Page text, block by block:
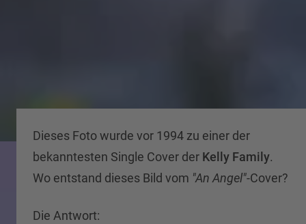
Dieses Foto wurde vor 1994 zu einer der
bekanntesten Single Cover der Kelly Family.
Wo entstand dieses Bild vom "An Angel"-Cover?
Die Antwort: